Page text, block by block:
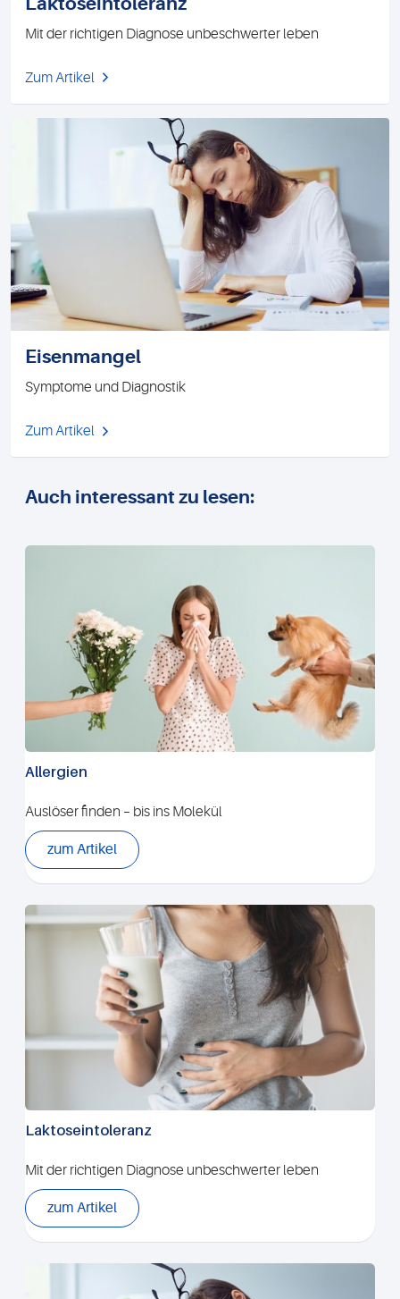
Mit der richtigen Diagnose unbeschwerter leben
Zum Artikel
Eisenmangel
Symptome und Diagnostik
Zum Artikel
Auch interessant zu lesen:
Allergien
Auslöser finden – bis ins Molekül
zum Artikel
Laktoseintoleranz
Mit der richtigen Diagnose unbeschwerter leben
zum Artikel